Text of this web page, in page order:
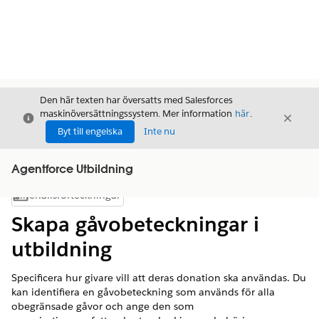
Stäng
Den här texten har översatts med Salesforces
maskinöversättningssystem. Mer information här.
Byt till engelska
Inte nu
Stäng
Agentforce Utbildning
Visa innehållsförteckning
Innehållsförteckningar
Skapa gåvobeteckningar i
utbildning
Specificera hur givare vill att deras donation ska användas. Du
kan identifiera en gåvobeteckning som används för alla
obegränsade gåvor och ange den som